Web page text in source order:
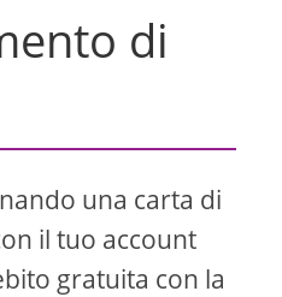
di
una carta di
il tuo account
gratuita con la